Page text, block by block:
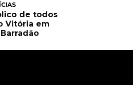
de todos
Vitória em